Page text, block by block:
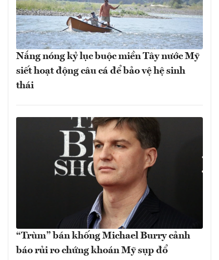
Nắng nóng kỷ lục buộc miền Tây nước Mỹ
siết hoạt động câu cá để bảo vệ hệ sinh
thái
“Trùm” bán khống Michael Burry cảnh
báo rủi ro chứng khoán Mỹ sụp đổ